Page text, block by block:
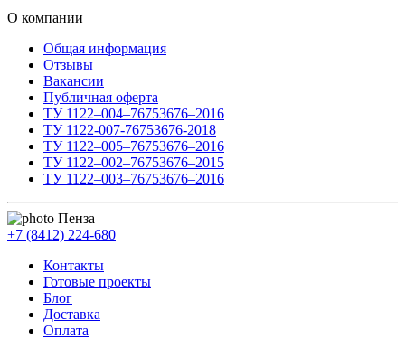
О компании
Общая информация
Отзывы
Вакансии
Публичная оферта
ТУ 1122–004–76753676–2016
ТУ 1122-007-76753676-2018
ТУ 1122–005–76753676–2016
ТУ 1122–002–76753676–2015
ТУ 1122–003–76753676–2016
Пенза
+7 (8412) 224-680
Контакты
Готовые проекты
Блог
Доставка
Оплата